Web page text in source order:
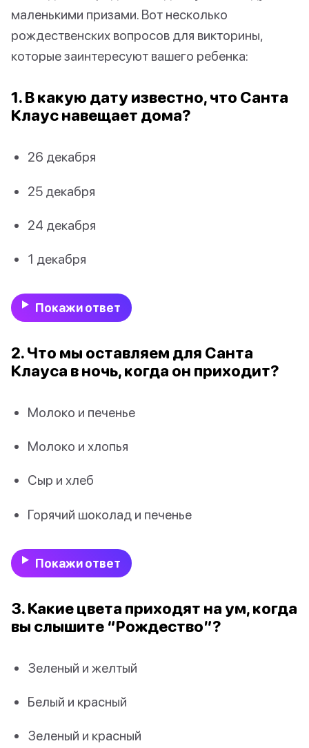
маленькими призами. Вот несколько
рождественских вопросов для викторины,
которые заинтересуют вашего ребенка:
1. В какую дату известно, что Санта
Клаус навещает дома?
26 декабря
25 декабря
24 декабря
1 декабря
Покажи ответ
2. Что мы оставляем для Санта
Клауса в ночь, когда он приходит?
Молоко и печенье
Молоко и хлопья
Сыр и хлеб
Горячий шоколад и печенье
Покажи ответ
3. Какие цвета приходят на ум, когда
вы слышите “Рождество”?
Зеленый и желтый
Белый и красный
Зеленый и красный